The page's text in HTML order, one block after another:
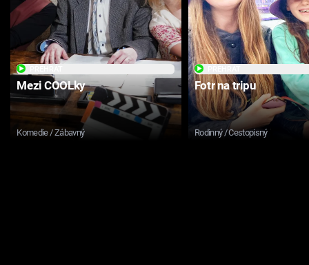
Mezi COOLky
Komedie / Zábavný
Fotr na tripu
Rodinný / Cestopisný